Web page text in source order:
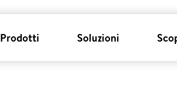
Prodotti Soluzioni